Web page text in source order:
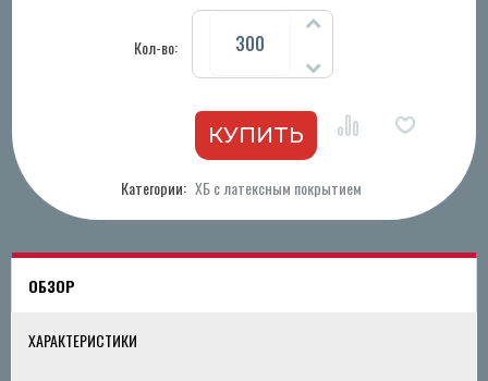
Кол-во:
Категории: ХБ с латексным покрытием
ОБЗОР
ХАРАКТЕРИСТИКИ